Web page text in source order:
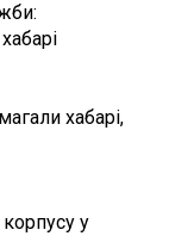
хабарі,
корпусу у